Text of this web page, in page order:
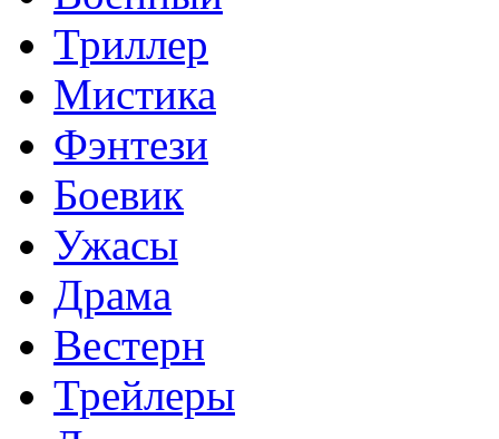
Триллер
Мистика
Фэнтези
Боевик
Ужасы
Драма
Вестерн
Трейлеры